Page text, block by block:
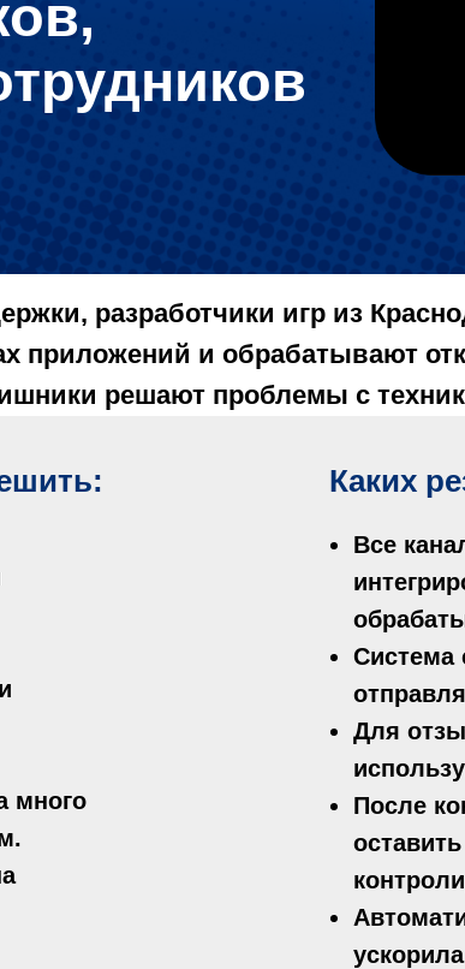
разработчики игр из
приложений и обрабатывают
решают проблемы с
много
Все
Система
Для
После
Каких